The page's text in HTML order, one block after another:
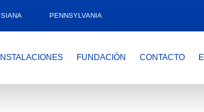
PENNSYLVANIA
FUNDACIÓN CONTACTO